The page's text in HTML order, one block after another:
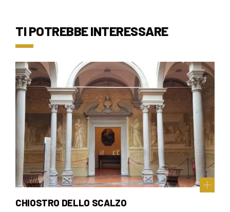
TI POTREBBE INTERESSARE
CHIOSTRO DELLO SCALZO